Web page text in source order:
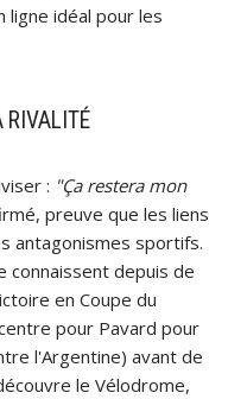
ligne idéal pour les
RIVALITÉ
: "Ça restera mon
preuve que les liens
antagonismes sportifs.
connaissent depuis de
en Coupe du
pour Pavard pour
l'Argentine) avant de
le Vélodrome,